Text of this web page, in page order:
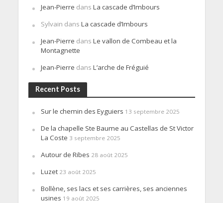
Jean-Pierre dans La cascade d’Imbours
Sylvain dans La cascade d’Imbours
Jean-Pierre dans Le vallon de Combeau et la
Montagnette
Jean-Pierre dans L’arche de Fréguié
Recent Posts
Sur le chemin des Eyguiers 13 septembre 2025
De la chapelle Ste Baume au Castellas de St Victor
La Coste 3 septembre 2025
Autour de Ribes 28 août 2025
Luzet 23 août 2025
Bollène, ses lacs et ses carrières, ses anciennes
usines 19 août 2025